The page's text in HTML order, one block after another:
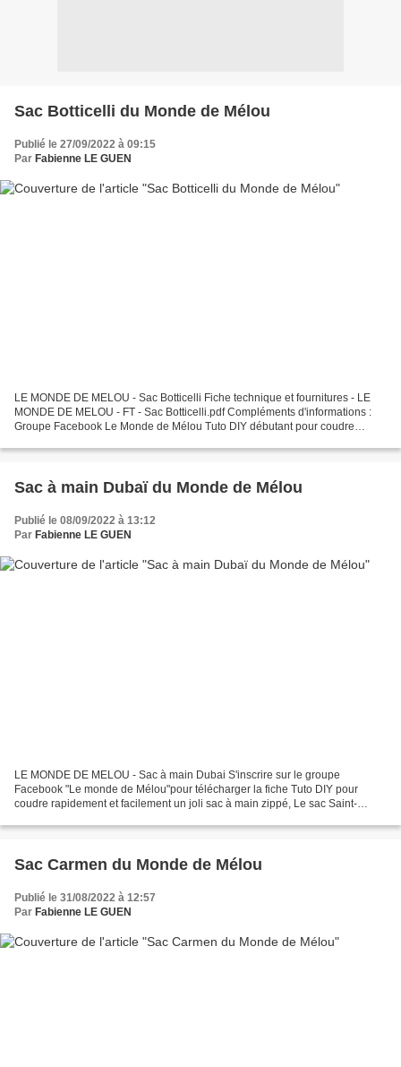
Sac Botticelli du Monde de Mélou
Publié le 27/09/2022 à 09:15
Par Fabienne LE GUEN
LE MONDE DE MELOU - Sac Botticelli Fiche technique et fournitures - LE
MONDE DE MELOU - FT - Sac Botticelli.pdf Compléments d'informations :
Groupe Facebook Le Monde de Mélou Tuto DIY débutant pour coudre
Sac à main Dubaï du Monde de Mélou
Publié le 08/09/2022 à 13:12
Par Fabienne LE GUEN
LE MONDE DE MELOU - Sac à main Dubai S'inscrire sur le groupe
Facebook "Le monde de Mélou"pour télécharger la fiche Tuto DIY pour
coudre rapidement et facilement un joli sac à main zippé, Le sac Saint-
Sac Carmen du Monde de Mélou
Publié le 31/08/2022 à 12:57
Par Fabienne LE GUEN